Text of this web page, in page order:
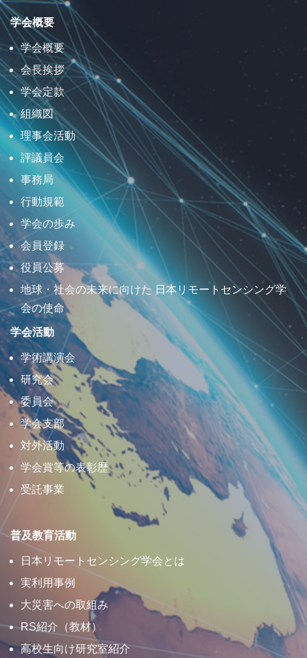
学会概要
学会概要
会長挨拶
学会定款
組織図
理事会活動
評議員会
事務局
行動規範
学会の歩み
会員登録
役員公募
地球・社会の未来に向けた 日本リモートセンシング学
会の使命
学会活動
学術講演会
研究会
委員会
学会支部
対外活動
学会賞等の表彰歴
受託事業
普及教育活動
日本リモートセンシング学会とは
実利用事例
大災害への取組み
RS紹介（教材）
高校生向け研究室紹介